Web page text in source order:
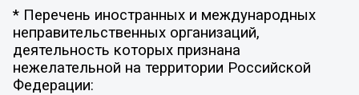
* Перечень иностранных и международных
неправительственных организаций,
деятельность которых признана
нежелательной на территории Российской
Федерации: